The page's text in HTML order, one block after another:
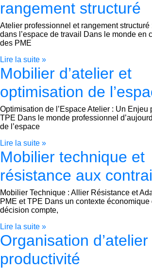
rangement structuré
Atelier professionnel et rangement structuré
dans l’espace de travail Dans le monde en
des PME
Lire la suite »
Mobilier d’atelier et
optimisation de
Optimisation de l’Espace Atelier : Un Enjeu
TPE Dans le monde professionnel
de l’espace
Lire la suite »
Mobilier technique et
résistance aux
Mobilier Technique : Allier Résistance et
PME et TPE Dans un contexte économique
décision compte,
Lire la suite »
Organisation
productivité